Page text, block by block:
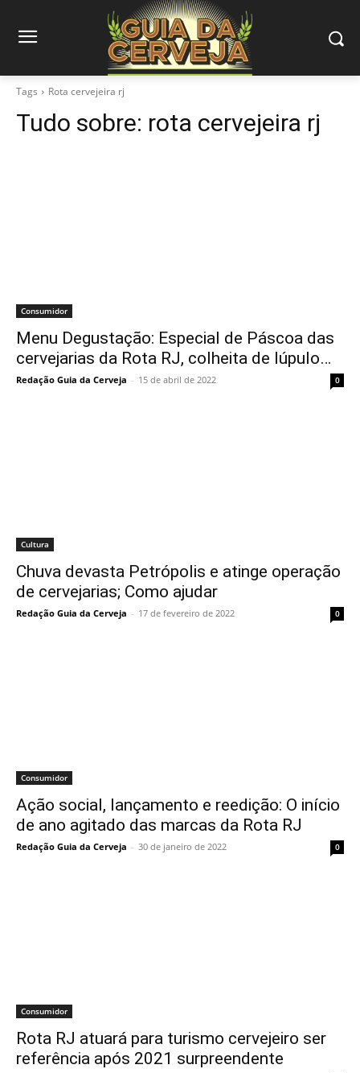
Tags Rota cervejeira rj
Tudo sobre: rota cervejeira rj
Consumidor
Menu Degustação: Especial de Páscoa das
cervejarias da Rota RJ, colheita de lúpulo…
Redação Guia da Cerveja - 15 de abril de 2022 0
Cultura
Chuva devasta Petrópolis e atinge operação
de cervejarias; Como ajudar
Redação Guia da Cerveja - 17 de fevereiro de 2022 0
Consumidor
Ação social, lançamento e reedição: O início
de ano agitado das marcas da Rota RJ
Redação Guia da Cerveja - 30 de janeiro de 2022 0
Consumidor
Rota RJ atuará para turismo cervejeiro ser
referência após 2021 surpreendente